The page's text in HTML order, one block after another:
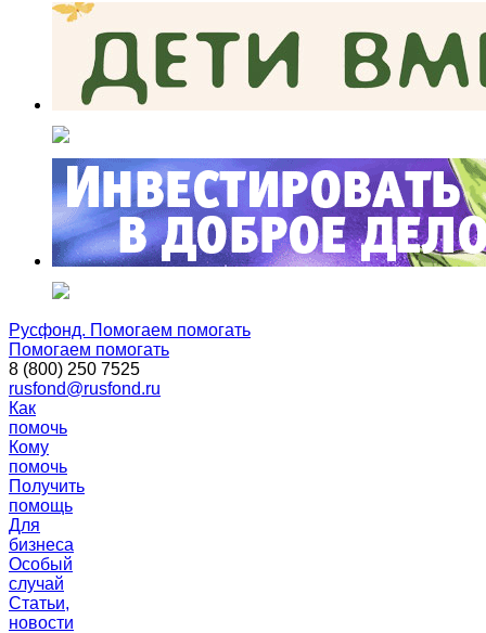
Русфонд. Помогаем помогать
Помогаем помогать
8 (800) 250 7525
rusfond@rusfond.ru
Как
помочь
Кому
помочь
Получить
помощь
Для
бизнеса
Особый
случай
Статьи,
новости